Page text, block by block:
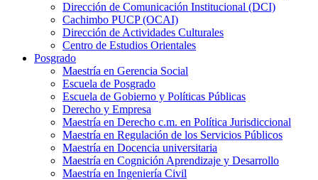
Dirección de Comunicación Institucional (DCI)
Cachimbo PUCP (OCAI)
Dirección de Actividades Culturales
Centro de Estudios Orientales
Posgrado
Maestría en Gerencia Social
Escuela de Posgrado
Escuela de Gobierno y Políticas Públicas
Derecho y Empresa
Maestría en Derecho c.m. en Política Jurisdiccional
Maestría en Regulación de los Servicios Públicos
Maestría en Docencia universitaria
Maestría en Cognición Aprendizaje y Desarrollo
Maestría en Ingeniería Civil